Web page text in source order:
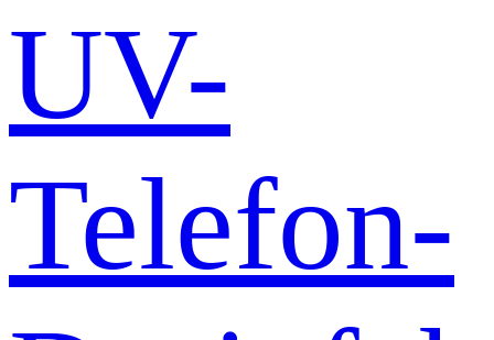
UV-
Telefon-